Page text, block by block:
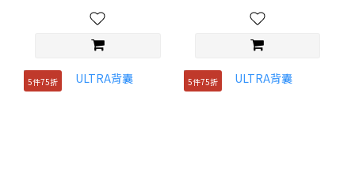
5件75折 5件75折